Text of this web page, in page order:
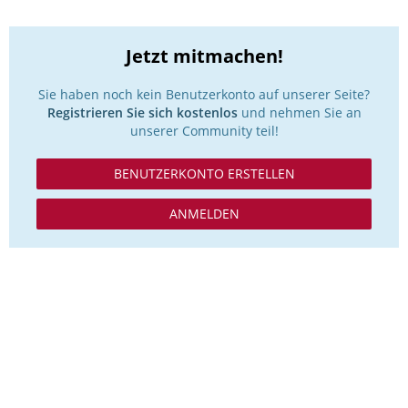
Jetzt mitmachen!
Sie haben noch kein Benutzerkonto auf unserer Seite?
Registrieren Sie sich kostenlosund nehmen Sie an
unserer Community teil!
BENUTZERKONTO ERSTELLEN
ANMELDEN